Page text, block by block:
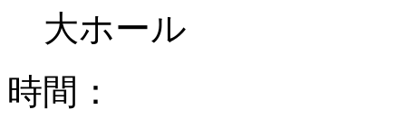
大ホール
時間：